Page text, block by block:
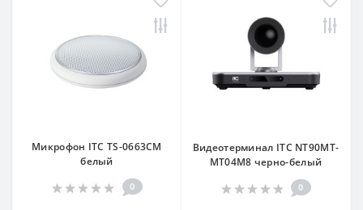
Микрофон ITC TS-0663CM
белый
0
Видеотерминал ITC NT90MT-
MT04M8 черно-белый
0